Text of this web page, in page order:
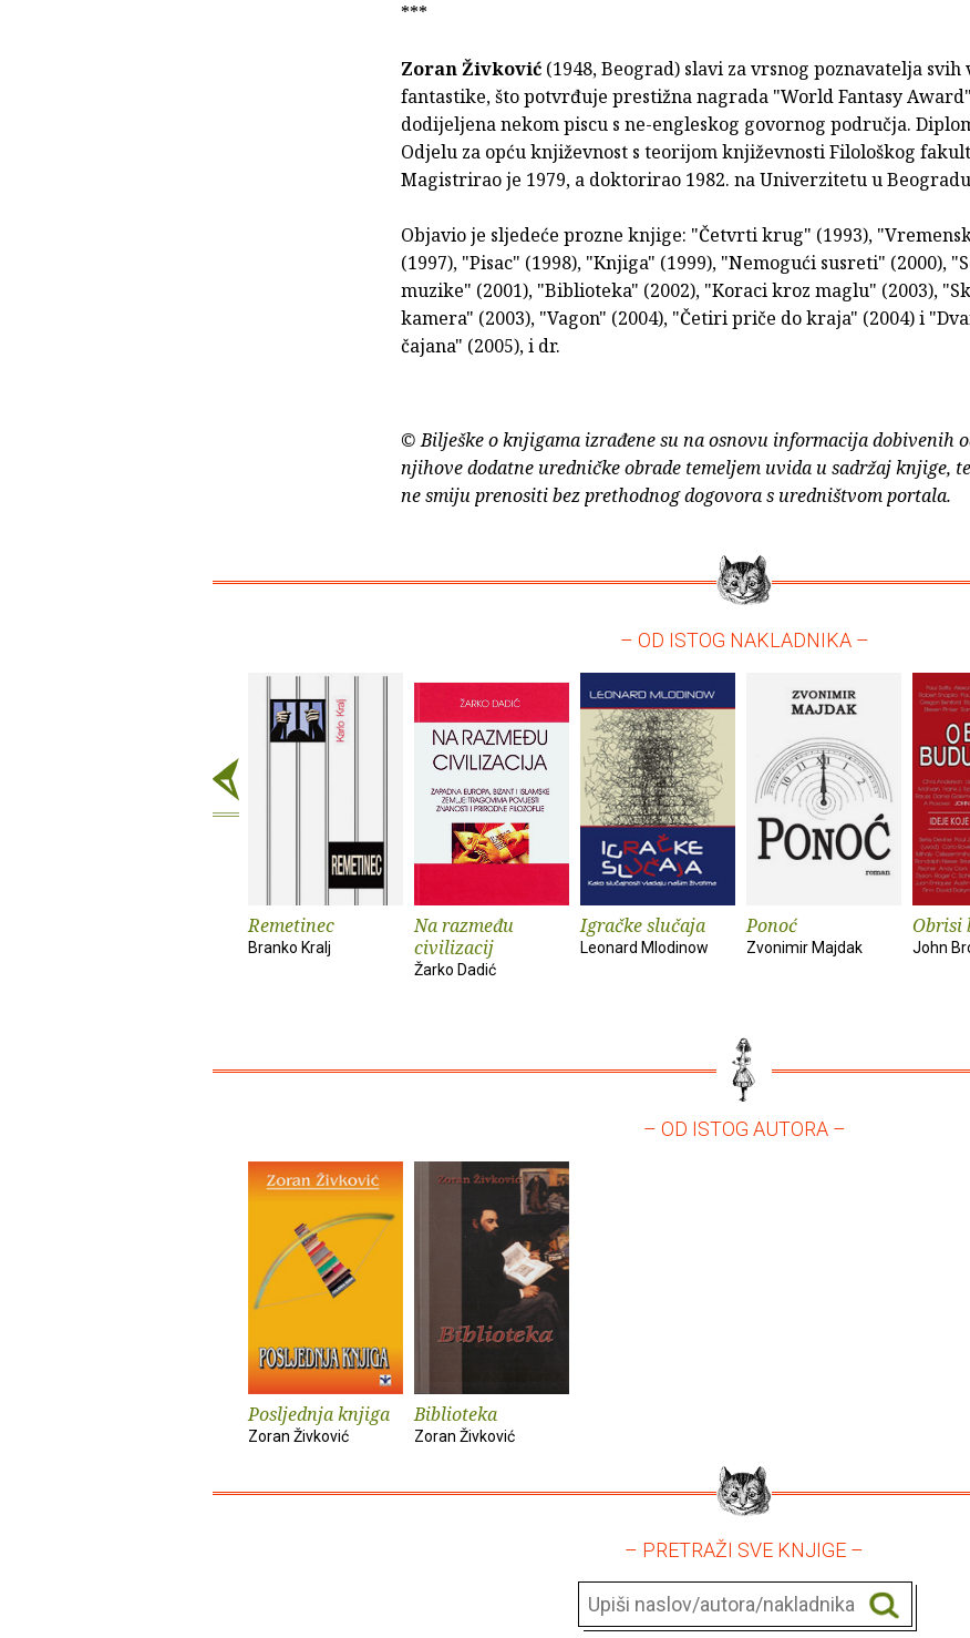
***
Zoran Živković (1948, Beograd) slavi za vrsnog poznavatelja svih
fantastike, što potvrđuje prestižna nagrada "World Fantasy
dodijeljena nekom piscu s ne-engleskog govornog područja.
Odjelu za opću književnost s teorijom književnosti Filološkog
Magistrirao je 1979, a doktorirao 1982. na Univerzitetu u
Objavio je sljedeće prozne knjige: "Četvrti krug" (1993),
(1997), "Pisac" (1998), "Knjiga" (1999), "Nemogući susreti" (2000),
muzike" (2001), "Biblioteka" (2002), "Koraci kroz maglu" (2003),
kamera" (2003), "Vagon" (2004), "Četiri priče do kraja" (2004) i
čajana" (2005), i dr.
© Bilješke o knjigama izrađene su na osnovu informacija dobivenih
njihove dodatne uredničke obrade temeljem uvida u sadržaj knjige,
ne smiju prenositi bez prethodnog dogovora s uredništvom portala.
– OD ISTOG NAKLADNIKA –
Remetinec
Branko Kralj
Na razmeđu
civilizacij
Žarko Dadić
Igračke slučaja
Leonard Mlodinow
Ponoć
Zvonimir Majdak
Obrisi
John
– OD ISTOG AUTORA –
Posljednja knjiga
Zoran Živković
Biblioteka
Zoran Živković
– PRETRAŽI SVE KNJIGE –